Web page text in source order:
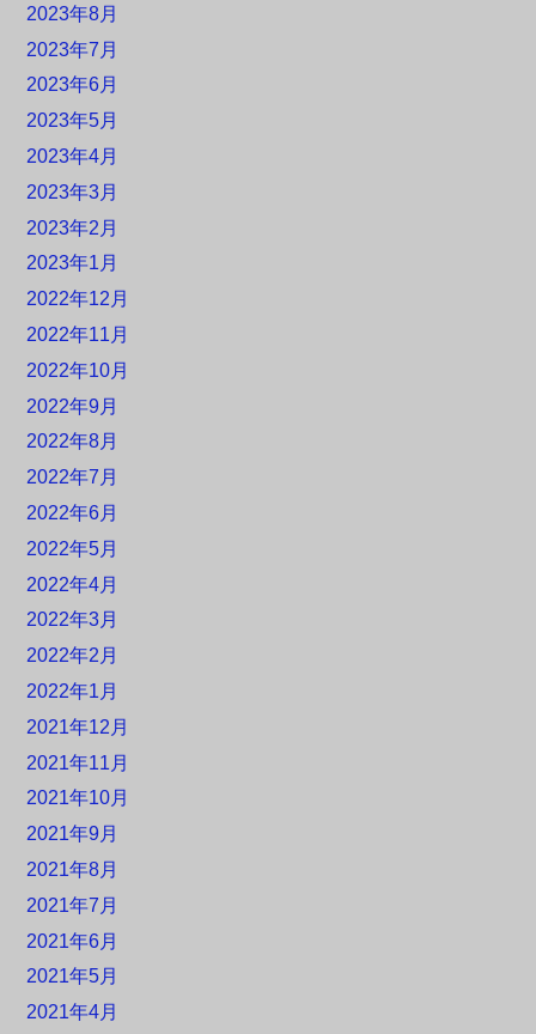
2023年8月
2023年7月
2023年6月
2023年5月
2023年4月
2023年3月
2023年2月
2023年1月
2022年12月
2022年11月
2022年10月
2022年9月
2022年8月
2022年7月
2022年6月
2022年5月
2022年4月
2022年3月
2022年2月
2022年1月
2021年12月
2021年11月
2021年10月
2021年9月
2021年8月
2021年7月
2021年6月
2021年5月
2021年4月